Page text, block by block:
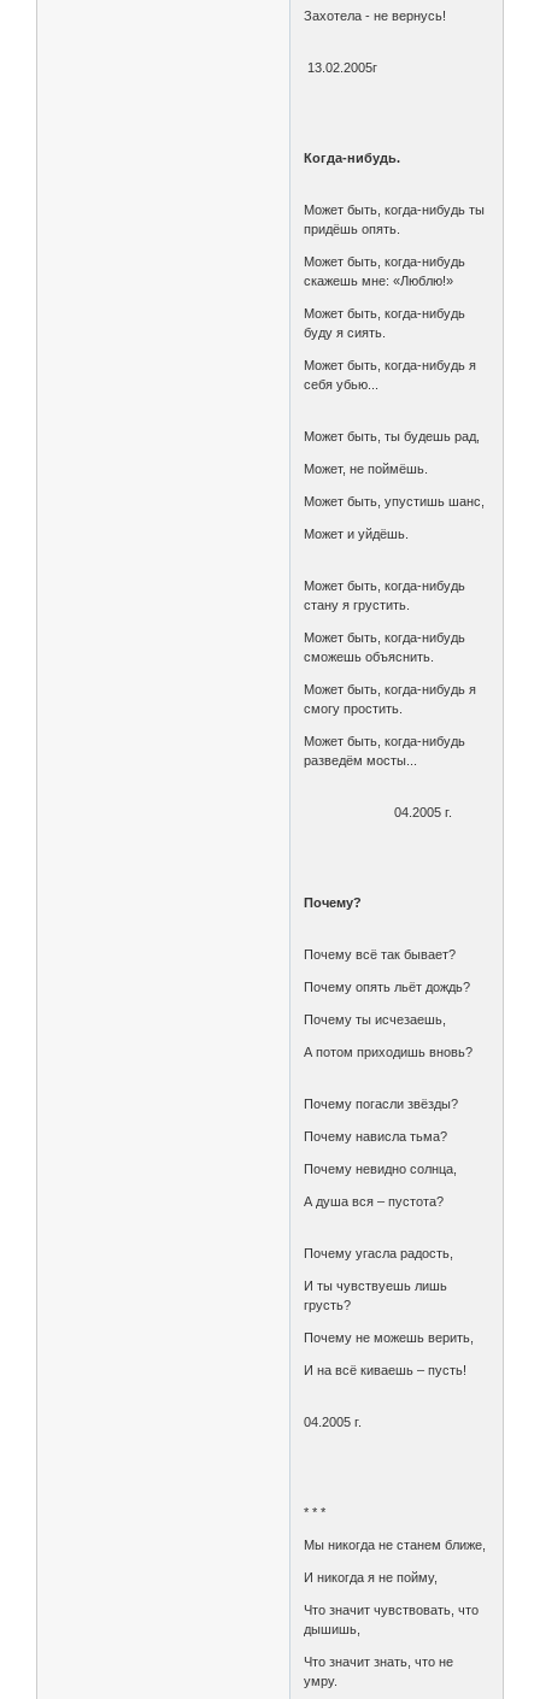
Захотела - не вернусь!
13.02.2005г
Когда-нибудь.
Может быть, когда-нибудь ты
придёшь опять.
Может быть, когда-нибудь
скажешь мне: «Люблю!»
Может быть, когда-нибудь
буду я сиять.
Может быть, когда-нибудь я
себя убью...
Может быть, ты будешь рад,
Может, не поймёшь.
Может быть, упустишь шанс,
Может и уйдёшь.
Может быть, когда-нибудь
стану я грустить.
Может быть, когда-нибудь
сможешь объяснить.
Может быть, когда-нибудь я
смогу простить.
Может быть, когда-нибудь
разведём мосты...
04.2005 г.
Почему?
Почему всё так бывает?
Почему опять льёт дождь?
Почему ты исчезаешь,
А потом приходишь вновь?
Почему погасли звёзды?
Почему нависла тьма?
Почему невидно солнца,
А душа вся – пустота?
Почему угасла радость,
И ты чувствуешь лишь
грусть?
Почему не можешь верить,
И на всё киваешь – пусть!
04.2005 г.
* * *
Мы никогда не станем ближе,
И никогда я не пойму,
Что значит чувствовать, что
дышишь,
Что значит знать, что не
умру.